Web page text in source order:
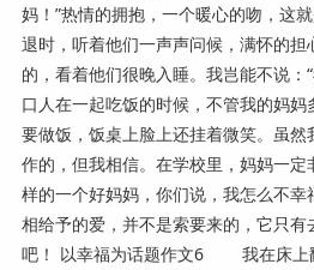
妈！”热情的拥抱，一个暖心的吻，这
退时，听着他们一声声问候，满怀的
的，看着他们很晚入睡。我岂能不说：
口人在一起吃饭的时候，不管我的妈
要做饭，饭桌上脸上还挂着微笑。虽
作的，但我相信。在学校里，妈妈一
样的一个好妈妈，你们说，我怎么
相给予的爱，并不是索要来的，它只
吧！ 以幸福为话题作文6 我在床上